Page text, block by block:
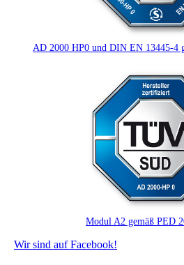
AD 2000 HP0 und DIN EN 13445-4
Modul A2 gemäß PED
Wir sind auf Facebook!